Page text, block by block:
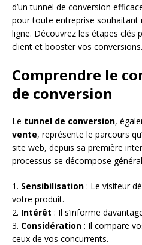
d’un tunnel de conversion
pour toute entreprise souhaitant
ligne. Découvrez les étapes clés
client et booster vos conversions.
Comprendre le
de conversion
Le tunnel de conversion,
vente, représente le parcours
site web, depuis sa première
processus se décompose
1. Sensibilisation : Le visiteur
votre produit.
2. Intérêt : Il s’informe
3. Considération : Il compare
ceux de vos concurrents.